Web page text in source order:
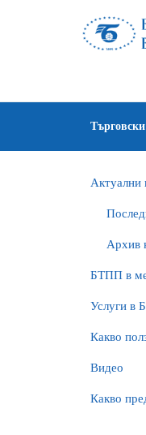
Актуални
Архив
БTПП в
Услуги в
Какво
Видео
Какво